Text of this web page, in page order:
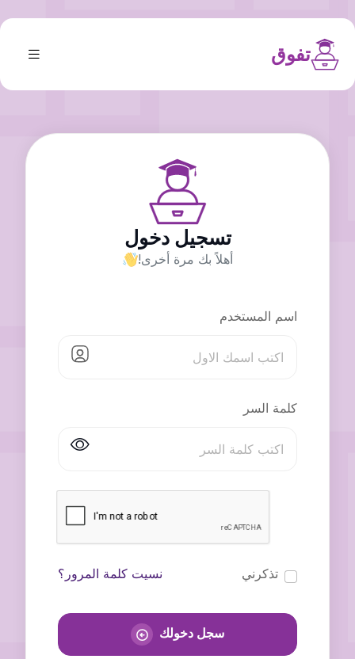
تفوق
تسجيل دخول
أهلاً بك مرة أخرى!
اسم المستخدم
كلمة السر
تذكرني نسيت كلمة المرور؟
سجل دخولك